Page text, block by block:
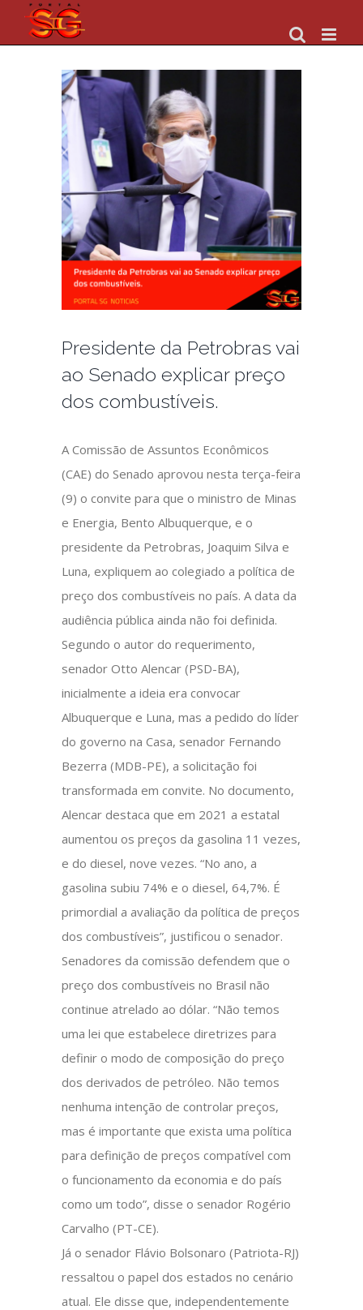
Presidente da Petrobras vai
ao Senado explicar preço
dos combustíveis.
A Comissão de Assuntos Econômicos
(CAE) do Senado aprovou nesta terça-feira
(9) o convite para que o ministro de Minas
e Energia, Bento Albuquerque, e o
presidente da Petrobras, Joaquim Silva e
Luna, expliquem ao colegiado a política de
preço dos combustíveis no país. A data da
audiência pública ainda não foi definida.
Segundo o autor do requerimento,
senador Otto Alencar (PSD-BA),
inicialmente a ideia era convocar
Albuquerque e Luna, mas a pedido do líder
do governo na Casa, senador Fernando
Bezerra (MDB-PE), a solicitação foi
transformada em convite. No documento,
Alencar destaca que em 2021 a estatal
aumentou os preços da gasolina 11 vezes,
e do diesel, nove vezes. “No ano, a
gasolina subiu 74% e o diesel, 64,7%. É
primordial a avaliação da política de preços
dos combustíveis”, justificou o senador.
Senadores da comissão defendem que o
preço dos combustíveis no Brasil não
continue atrelado ao dólar. “Não temos
uma lei que estabelece diretrizes para
definir o modo de composição do preço
dos derivados de petróleo. Não temos
nenhuma intenção de controlar preços,
mas é importante que exista uma política
para definição de preços compatível com
o funcionamento da economia e do país
como um todo”, disse o senador Rogério
Carvalho (PT-CE).
Já o senador Flávio Bolsonaro (Patriota-RJ)
ressaltou o papel dos estados no cenário
atual. Ele disse que, independentemente